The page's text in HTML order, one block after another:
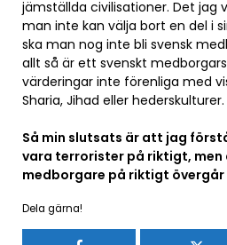
jämställda civilisationer. Det jag
man inte kan välja bort en del i
ska man nog inte bli svensk
allt så är ett svenskt
värderingar inte förenliga med
Sharia, Jihad eller hederskulturer.
Så min slutsats är att jag
vara terrorister på riktigt, men
medborgare på riktigt
Dela gärna!